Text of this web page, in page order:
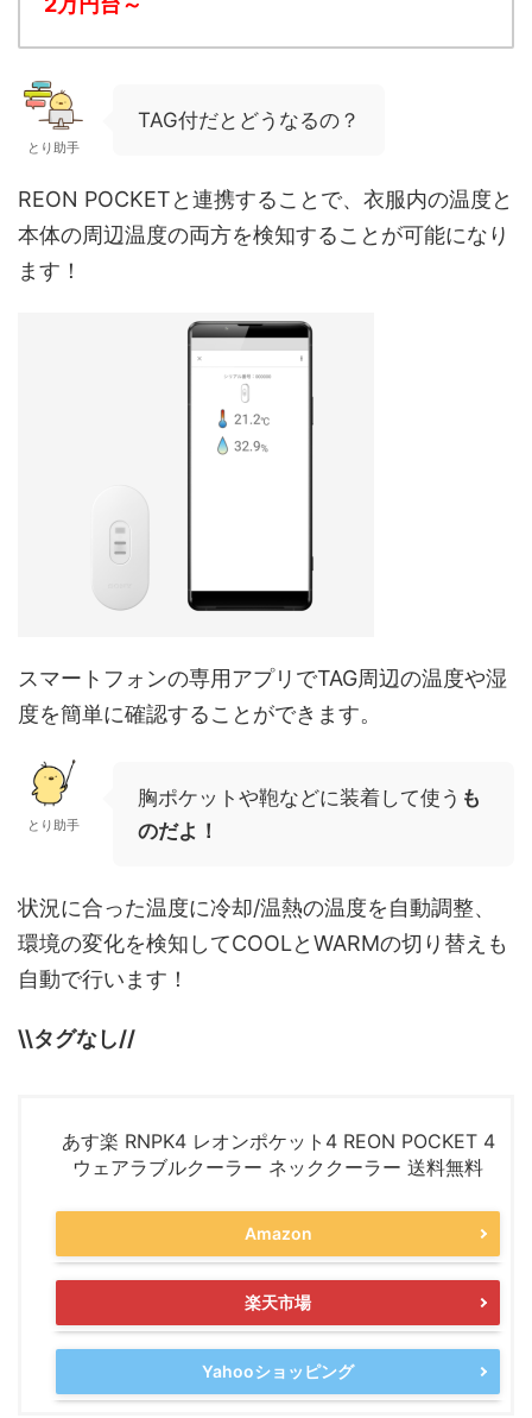
とり助手
TAG付だとどうなるの？
REON POCKETと連携することで、 衣服内の温度と
本体の周辺温度の両方を検知することが可能になり
ます！
スマートフォンの専用アプリでTAG周辺の温度や湿
度を簡単に確認することができます。
とり助手
胸ポケットや鞄などに装着して使う も
のだよ！
状況に合った温度に冷却/温熱の温度を自動調整、
環境の変化を検知してCOOLとWARMの切り替えも
自動で行います！
\\タグなし//
あす楽 RNPK4 レオンポケット4 REON POCKET 4
ウェアラブルクーラー ネッククーラー 送料無料
Amazon
楽天市場
Yahooショッピング